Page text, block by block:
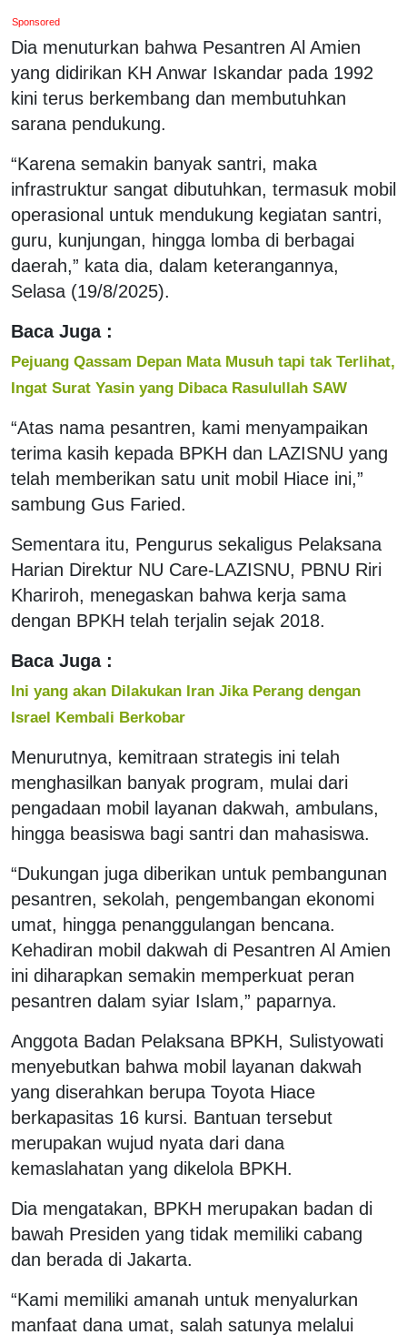
Sponsored
Dia menuturkan bahwa Pesantren Al Amien
yang didirikan KH Anwar Iskandar pada 1992
kini terus berkembang dan membutuhkan
sarana pendukung.
“Karena semakin banyak santri, maka
infrastruktur sangat dibutuhkan, termasuk mobil
operasional untuk mendukung kegiatan santri,
guru, kunjungan, hingga lomba di berbagai
daerah,” kata dia, dalam keterangannya,
Selasa (19/8/2025).
Baca Juga :
Pejuang Qassam Depan Mata Musuh tapi tak Terlihat,
Ingat Surat Yasin yang Dibaca Rasulullah SAW
“Atas nama pesantren, kami menyampaikan
terima kasih kepada BPKH dan LAZISNU yang
telah memberikan satu unit mobil Hiace ini,”
sambung Gus Faried.
Sementara itu, Pengurus sekaligus Pelaksana
Harian Direktur NU Care-LAZISNU, PBNU Riri
Khariroh, menegaskan bahwa kerja sama
dengan BPKH telah terjalin sejak 2018.
Baca Juga :
Ini yang akan Dilakukan Iran Jika Perang dengan
Israel Kembali Berkobar
Menurutnya, kemitraan strategis ini telah
menghasilkan banyak program, mulai dari
pengadaan mobil layanan dakwah, ambulans,
hingga beasiswa bagi santri dan mahasiswa.
“Dukungan juga diberikan untuk pembangunan
pesantren, sekolah, pengembangan ekonomi
umat, hingga penanggulangan bencana.
Kehadiran mobil dakwah di Pesantren Al Amien
ini diharapkan semakin memperkuat peran
pesantren dalam syiar Islam,” paparnya.
Anggota Badan Pelaksana BPKH, Sulistyowati
menyebutkan bahwa mobil layanan dakwah
yang diserahkan berupa Toyota Hiace
berkapasitas 16 kursi. Bantuan tersebut
merupakan wujud nyata dari dana
kemaslahatan yang dikelola BPKH.
Dia mengatakan, BPKH merupakan badan di
bawah Presiden yang tidak memiliki cabang
dan berada di Jakarta.
“Kami memiliki amanah untuk menyalurkan
manfaat dana umat, salah satunya melalui